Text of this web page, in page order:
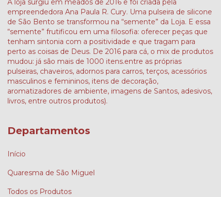
A loja surgiu em meados de 2016 e foi criada pela
empreendedora Ana Paula R. Cury. Uma pulseira de silicone
de São Bento se transformou na “semente” da Loja. E essa
“semente” frutificou em uma filosofia: oferecer peças que
tenham sintonia com a positividade e que tragam para
perto as coisas de Deus. De 2016 para cá, o mix de produtos
mudou: já são mais de 1000 itens.entre as próprias
pulseiras, chaveiros, adornos para carros, terços, acessórios
masculinos e femininos, itens de decoração,
aromatizadores de ambiente, imagens de Santos, adesivos,
livros, entre outros produtos).
Departamentos
Início
Quaresma de São Miguel
Todos os Produtos